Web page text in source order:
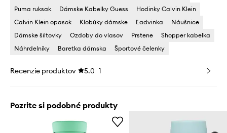
Puma ruksak
Dámske Kabelky Guess
Hodinky Calvin Klein
Calvin Klein opasok
Klobúky dámske Ľadvinka
Náušnice
Dámske šiltovky
Ozdoby do vlasov Prstene
Shopper kabelka
Náhrdelníky
Baretka dámska Športové čelenky
Recenzie produktov 5.0 1
Pozrite si podobné produkty